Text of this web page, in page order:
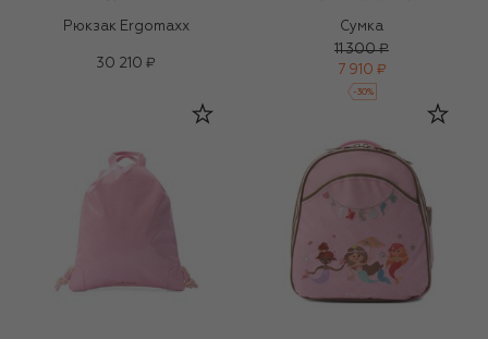
Рюкзак Ergomaxx
30 210 ₽
Сумка
11 300 ₽
7 910 ₽
-30%